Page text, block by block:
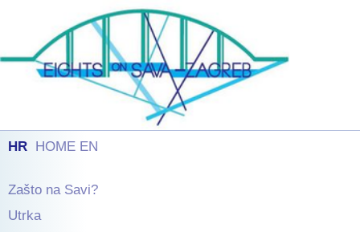
HR HOME EN
Zašto na Savi?
Utrka